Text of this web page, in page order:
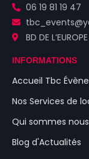
06 19 81 19 47
BD DE
INFORMATIONS
Accueil Tbc
Nos Services de
Qui sommes
Blog d'Actualités